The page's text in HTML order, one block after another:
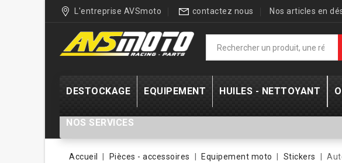
L'entreprise AVSmoto contactez nous Nos articles en
DESTOCKAGE EQUIPEMENT HUILES - NETTOYANT
NOS SERVICES
Accueil Pièces - accessoires Equipement moto Stickers